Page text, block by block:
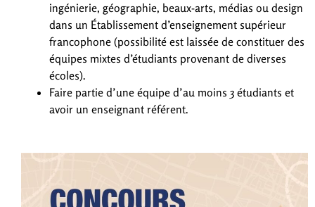
ingénierie, géographie, beaux-arts, médias ou design
dans un Établissement d’enseignement supérieur
francophone (possibilité est laissée de constituer des
équipes mixtes d’étudiants provenant de diverses
écoles).
Faire partie d’une équipe d’au moins 3 étudiants et
avoir un enseignant référent.